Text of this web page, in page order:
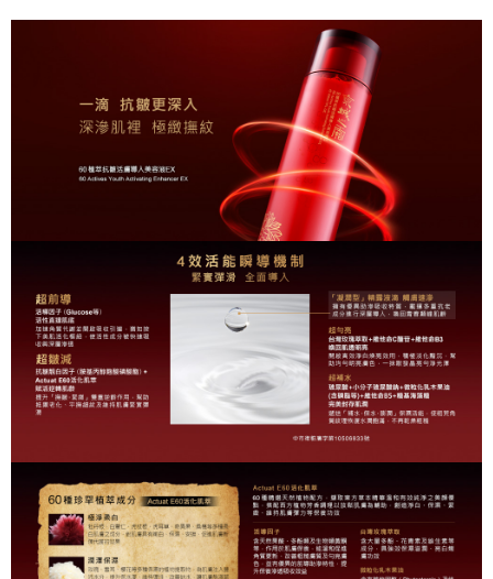
玉山商業銀行
星展（台灣）商業銀行
中國信託商業銀行
永豐商業銀行
星展（台灣）商業銀行
中國信託商業銀行
台灣樂天信用卡公司
【大哥付你分期使用說明】
1.本服務由台灣大哥大提供，台灣大哥大用戶可立即使用無須另外申請。
2.付款方式選擇「大哥付你分期」，訂單成立後會自動跳轉到大哥付的交易
流程，驗證手機門號後，選擇欲分期的期數、繳款截止日，確認付款後即完
3.實際核准額度、可分期數及費用金額請依後續交易確認頁面所載為準。
4.訂單成立30分鐘內，如未前往確認交易或遇審核未通過，訂單將自動取
消。如遇「轉專審核」未通過狀況，表示未達大哥付你分期系統評分，恕無
法說明評估內容。
【繳款方式說明】
1.分期款項不併入電信帳單，「大哥付你分期」於每月結算日後寄送繳費提
醒簡訊。
2.透過簡訊連結打開帳單後，可選擇「超商條碼／台灣大直營門市／銀行轉
帳／街口支付／iPASS MONEY」等通路繳費。
買賣價金債權讓與本公司後，依約使用本公司帳單繳交帳款。
2.基於同意付款使用「大哥付你分期」之契約關係目的，商店將以您的個人
資料（包含姓名、電話或地址）提供予台灣大哥大進項蒐集、處理及利用，
由本公司與您本人進行分期帳單所需資料之確認、核對及更正。
3.完整用戶服務條款，請詳閱以下連結：https://oppay.tw/userRule
相關說明
AFTEE先享後付是「在收到商品之後才付款」的支付方式。 讓您購物簡單
便利好安心！
１．簡單：不需註冊會員、不需綁卡、不需儲值。
２．便利：只要手機號碼，簡訊認證，即可結帳。
３．安心：先確認商品／服務後，再付款。
【「AFTEE先享後付」結帳流程】
１．於結帳方式選擇「AFTEE先享後付」後，將跳轉至「AFTEE先享後付」
結帳頁面，進行簡訊認證並確認金額後，即可完成結帳。
２．訂單成立數日內，您將收到繳費通知簡訊。
３．收到繳費通知簡訊後14天內，點擊此簡訊中的連結，可透過四大超商／
ATM／網路銀行／等多元方式進行付款，方視為交易完成。
購買商品的店家。未經商家同意取消之訂單仍視為有效，需透過AFTEE先享
後付繳納相關費用。
※ 交易是否成功請以「AFTEE先享後付 」之結帳頁面顯示為準，若有關於
是否繳費成功／繳費後需取消欲退款等相關疑問，請聯繫「AFTEE先享後付
客戶支援中心」https://netprotections.freshdesk.com/support/home
全家取貨付款
每筆NT$80，滿NT$599(含以上)免運費
付款後全家取貨
每筆NT$80，滿NT$599(含以上)免運費
每筆NT$80，滿NT$599(含以上)免運費
付款後萊爾富取貨
每筆NT$80，滿NT$599(含以上)免運費